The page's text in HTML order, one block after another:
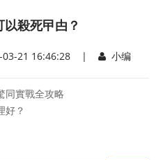
殺死曱甴？
21 16:46:28 | 小编
同實戰全攻略
好？